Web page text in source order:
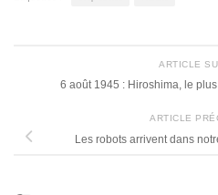
ARTICLE
6 août 1945 : Hiroshima, le
ARTICLE
Les robots arrivent dans